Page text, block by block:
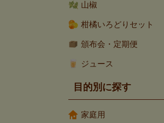
山椒
柑橘いろどりセット
頒布会・定期便
ジュース
目的別に探す
家庭用